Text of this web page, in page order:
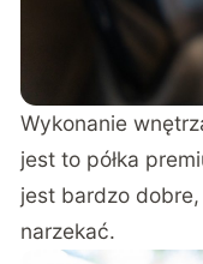
Wykonanie
jest to półka
jest bardzo
narzekać.